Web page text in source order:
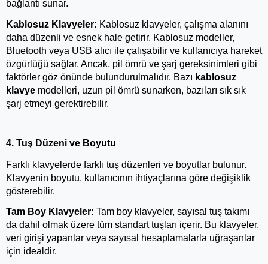
bağlantı sunar.
Kablosuz Klavyeler: Kablosuz klavyeler, çalışma alanını
daha düzenli ve esnek hale getirir. Kablosuz modeller,
Bluetooth veya USB alıcı ile çalışabilir ve kullanıcıya hareket
özgürlüğü sağlar. Ancak, pil ömrü ve şarj gereksinimleri gibi
faktörler göz önünde bulundurulmalıdır. Bazı kablosuz
klavye modelleri, uzun pil ömrü sunarken, bazıları sık sık
şarj etmeyi gerektirebilir.
4. Tuş Düzeni ve Boyutu
Farklı klavyelerde farklı tuş düzenleri ve boyutlar bulunur.
Klavyenin boyutu, kullanıcının ihtiyaçlarına göre değişiklik
gösterebilir.
Tam Boy Klavyeler: Tam boy klavyeler, sayısal tuş takımı
da dahil olmak üzere tüm standart tuşları içerir. Bu klavyeler,
veri girişi yapanlar veya sayısal hesaplamalarla uğraşanlar
için idealdir.